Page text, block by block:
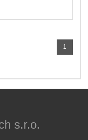
1
s.r.o.